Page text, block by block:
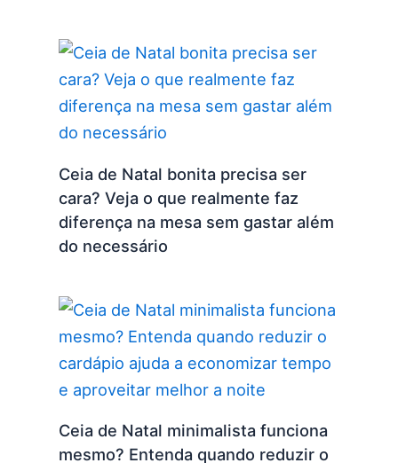
Ceia de Natal bonita precisa ser
cara? Veja o que realmente faz
diferença na mesa sem gastar além
do necessário
Ceia de Natal minimalista funciona
mesmo? Entenda quando reduzir o